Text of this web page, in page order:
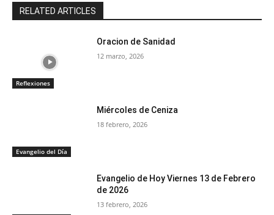
RELATED ARTICLES
Reflexiones
Oracion de Sanidad
12 marzo, 2026
Evangelio del Día
Miércoles de Ceniza
18 febrero, 2026
Evangelio de Hoy Viernes 13 de Febrero
de 2026
13 febrero, 2026